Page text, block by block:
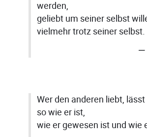
werden,
geliebt um seiner selbst
vielmehr trotz seiner selbst.
Wer den anderen liebt,
so wie er ist,
wie er gewesen ist und wie